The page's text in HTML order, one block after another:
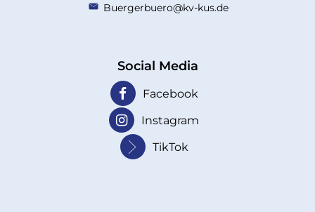
Buergerbuero@kv-kus.de
Social Media
Facebook
Instagram
TikTok